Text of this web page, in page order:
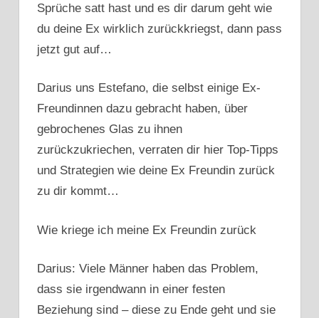
Sprüche satt hast und es dir darum geht wie
du deine Ex wirklich zurückkriegst, dann pass
jetzt gut auf…
Darius uns Estefano, die selbst einige Ex-
Freundinnen dazu gebracht haben, über
gebrochenes Glas zu ihnen
zurückzukriechen, verraten dir hier Top-Tipps
und Strategien wie deine Ex Freundin zurück
zu dir kommt…
Wie kriege ich meine Ex Freundin zurück
Darius: Viele Männer haben das Problem,
dass sie irgendwann in einer festen
Beziehung sind – diese zu Ende geht und sie